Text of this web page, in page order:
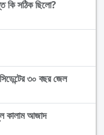
কি সঠিক ছিলো?
৩০ বছর জেল
কালাম আজাদ